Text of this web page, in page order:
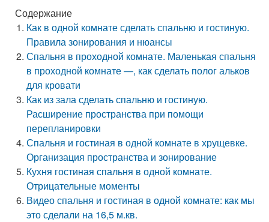
Содержание
Как в одной комнате сделать спальню и гостиную.
Правила зонирования и нюансы
Спальня в проходной комнате. Маленькая спальня
в проходной комнате —, как сделать полог альков
для кровати
Как из зала сделать спальню и гостиную.
Расширение пространства при помощи
перепланировки
Спальня и гостиная в одной комнате в хрущевке.
Организация пространства и зонирование
Кухня гостиная спальня в одной комнате.
Отрицательные моменты
Видео спальня и гостиная в одной комнате: как мы
это сделали на 16,5 м.кв.